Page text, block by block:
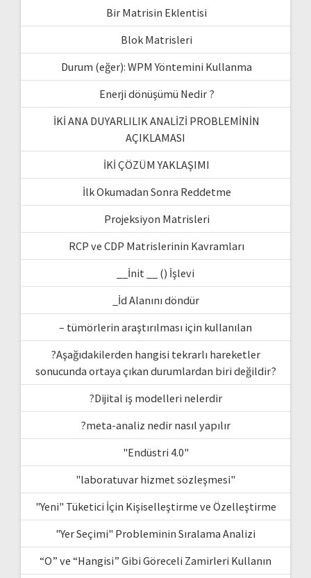
Bir Matrisin Eklentisi
Blok Matrisleri
Durum (eğer): WPM Yöntemini Kullanma
Enerji dönüşümü Nedir ?
İKİ ANA DUYARLILIK ANALİZİ PROBLEMİNİN
AÇIKLAMASI
İKİ ÇÖZÜM YAKLAŞIMI
İlk Okumadan Sonra Reddetme
Projeksiyon Matrisleri
RCP ve CDP Matrislerinin Kavramları
__İnit __ () İşlevi
_İd Alanını döndür
– tümörlerin araştırılması için kullanılan
?Aşağıdakilerden hangisi tekrarlı hareketler
sonucunda ortaya çıkan durumlardan biri değildir?
?Dijital iş modelleri nelerdir
?meta-analiz nedir nasıl yapılır
"Endüstri 4.0"
"laboratuvar hizmet sözleşmesi"
"Yeni" Tüketici İçin Kişiselleştirme ve Özelleştirme
"Yer Seçimi" Probleminin Sıralama Analizi
“O” ve “Hangisi” Gibi Göreceli Zamirleri Kullanın